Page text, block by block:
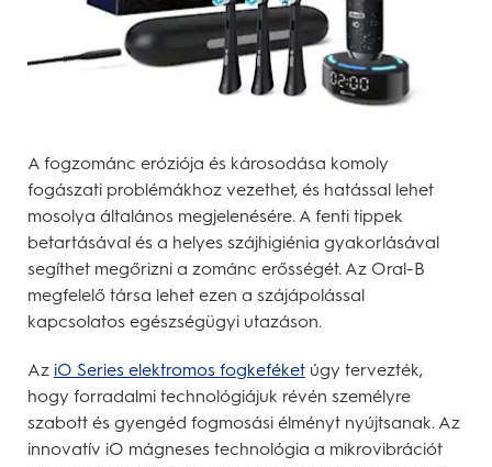
A fogzománc eróziója és károsodása komoly
fogászati problémákhoz vezethet, és hatással lehet
mosolya általános megjelenésére. A fenti tippek
betartásával és a helyes szájhigiénia gyakorlásával
segíthet megőrizni a zománc erősségét. Az Oral-B
megfelelő társa lehet ezen a szájápolással
kapcsolatos egészségügyi utazáson.
Az iO Series elektromos fogkeféket úgy tervezték,
hogy forradalmi technológiájuk révén személyre
szabott és gyengéd fogmosási élményt nyújtsanak. Az
innovatív iO mágneses technológia a mikrovibrációt